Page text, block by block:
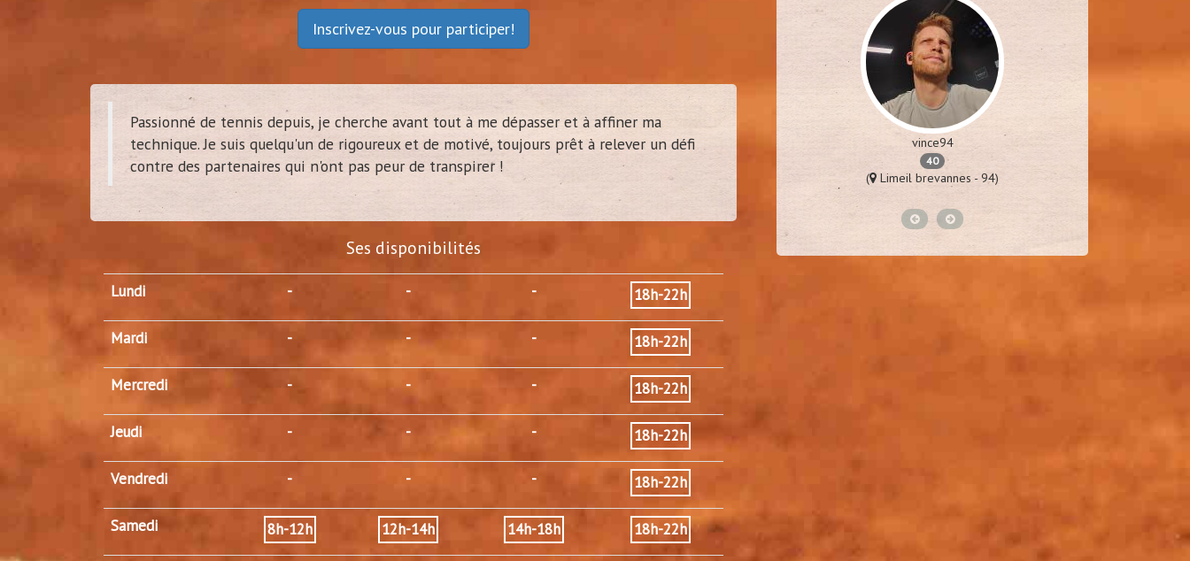
Inscrivez-vous pour participer!
Passionné de tennis depuis, je cherche avant tout à me dépasser et à affiner ma
technique. Je suis quelqu'un de rigoureux et de motivé, toujours prêt à relever un défi
contre des partenaires qui n'ont pas peur de transpirer !
Ses disponibilités
Lundi - - - 18h-22h
Mardi - - - 18h-22h
Mercredi - - - 18h-22h
Jeudi - - - 18h-22h
Vendredi - - - 18h-22h
Samedi 8h-12h 12h-14h 14h-18h 18h-22h
cel92
Vanves - 92)
vince94
40
( Limeil brevannes - 94)